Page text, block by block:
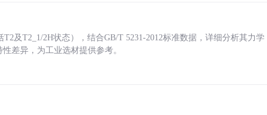
及T2_1/2H状态），结合GB/T 5231-2012标准数据，详细分析其力学
差异，为工业选材提供参考。